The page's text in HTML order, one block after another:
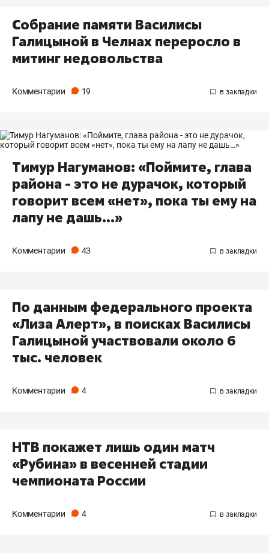
Собрание памяти Василисы
Галицыной в Челнах переросло в
митинг недовольства
Комментарии 19
Тимур Нагуманов: «Поймите, глава
района - это не дурачок, который
говорит всем «нет», пока ты ему на
лапу не дашь…»
Комментарии 43
По данным федерального проекта
«Лиза Алерт», в поисках Василисы
Галицыной участвовали около 6
тыс. человек
Комментарии 4
НТВ покажет лишь один матч
«Рубина» в весенней стадии
чемпионата России
Комментарии 4